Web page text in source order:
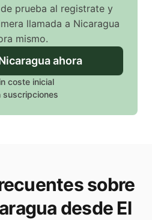
prueba al registrate y
llamada a Nicaragua
mismo.
ahora
coste inicial
suscripciones
sobre
desde El